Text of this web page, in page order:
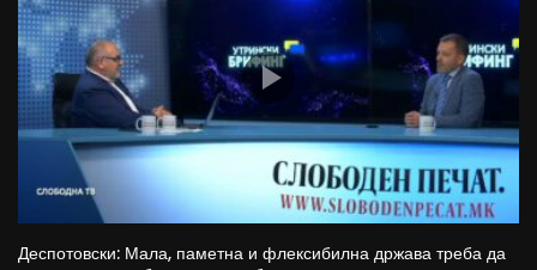
Деспотовски: Мала, паметна и флексибилна држава треба да